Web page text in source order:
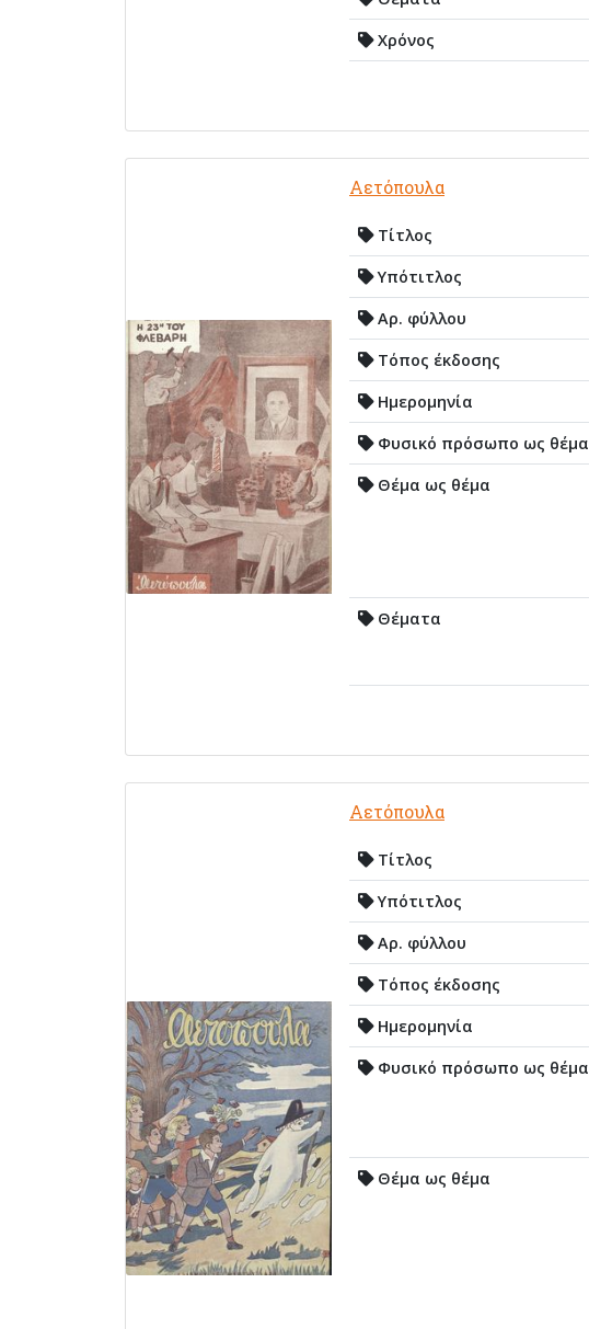
Χρόνος
Αετόπουλα
Τίτλος
Υπότιτλος
Αρ. φύλλου
Τόπος έκδοσης
Ημερομηνία
Φυσικό πρόσωπο ως θέμα
Θέμα ως θέμα
Θέματα
Αετόπουλα
Τίτλος
Υπότιτλος
Αρ. φύλλου
Τόπος έκδοσης
Ημερομηνία
Φυσικό πρόσωπο ως θέμα
Θέμα ως θέμα